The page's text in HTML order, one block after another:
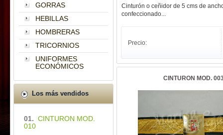
GORRAS
HEBILLAS
HOMBRERAS
TRICORNIOS
UNIFORMES
ECONÓMICOS
Los más vendidos
01. CINTURON MOD.
010
Cinturón o ceñidor de 5 cms de
confeccionado...
Precio:
CINTURON MOD.